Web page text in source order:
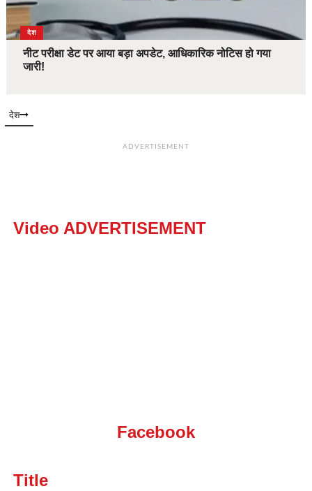
देश
नीट परीक्षा डेट पर आया बड़ा अपडेट, आधिकारिक नोटिस हो गया
जारी!
देश
ADVERTISEMENT
Video ADVERTISEMENT
Facebook
Title